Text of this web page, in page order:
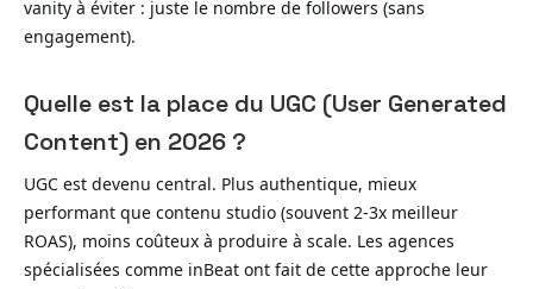
vanity à éviter : juste le nombre de followers (sans
engagement).
Quelle est la place du UGC (User Generated
Content) en 2026 ?
UGC est devenu central. Plus authentique, mieux
performant que contenu studio (souvent 2-3x meilleur
ROAS), moins coûteux à produire à scale. Les agences
spécialisées comme inBeat ont fait de cette approche leur